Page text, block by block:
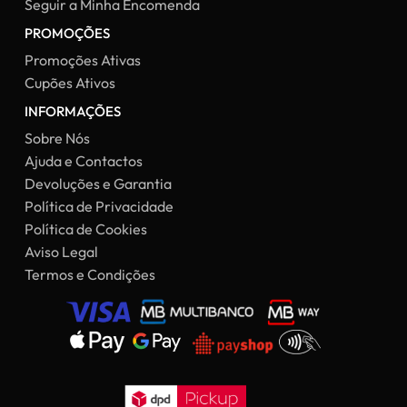
Seguir a Minha Encomenda
PROMOÇÕES
Promoções Ativas
Cupões Ativos
INFORMAÇÕES
Sobre Nós
Ajuda e Contactos
Devoluções e Garantia
Política de Privacidade
Política de Cookies
Aviso Legal
Termos e Condições